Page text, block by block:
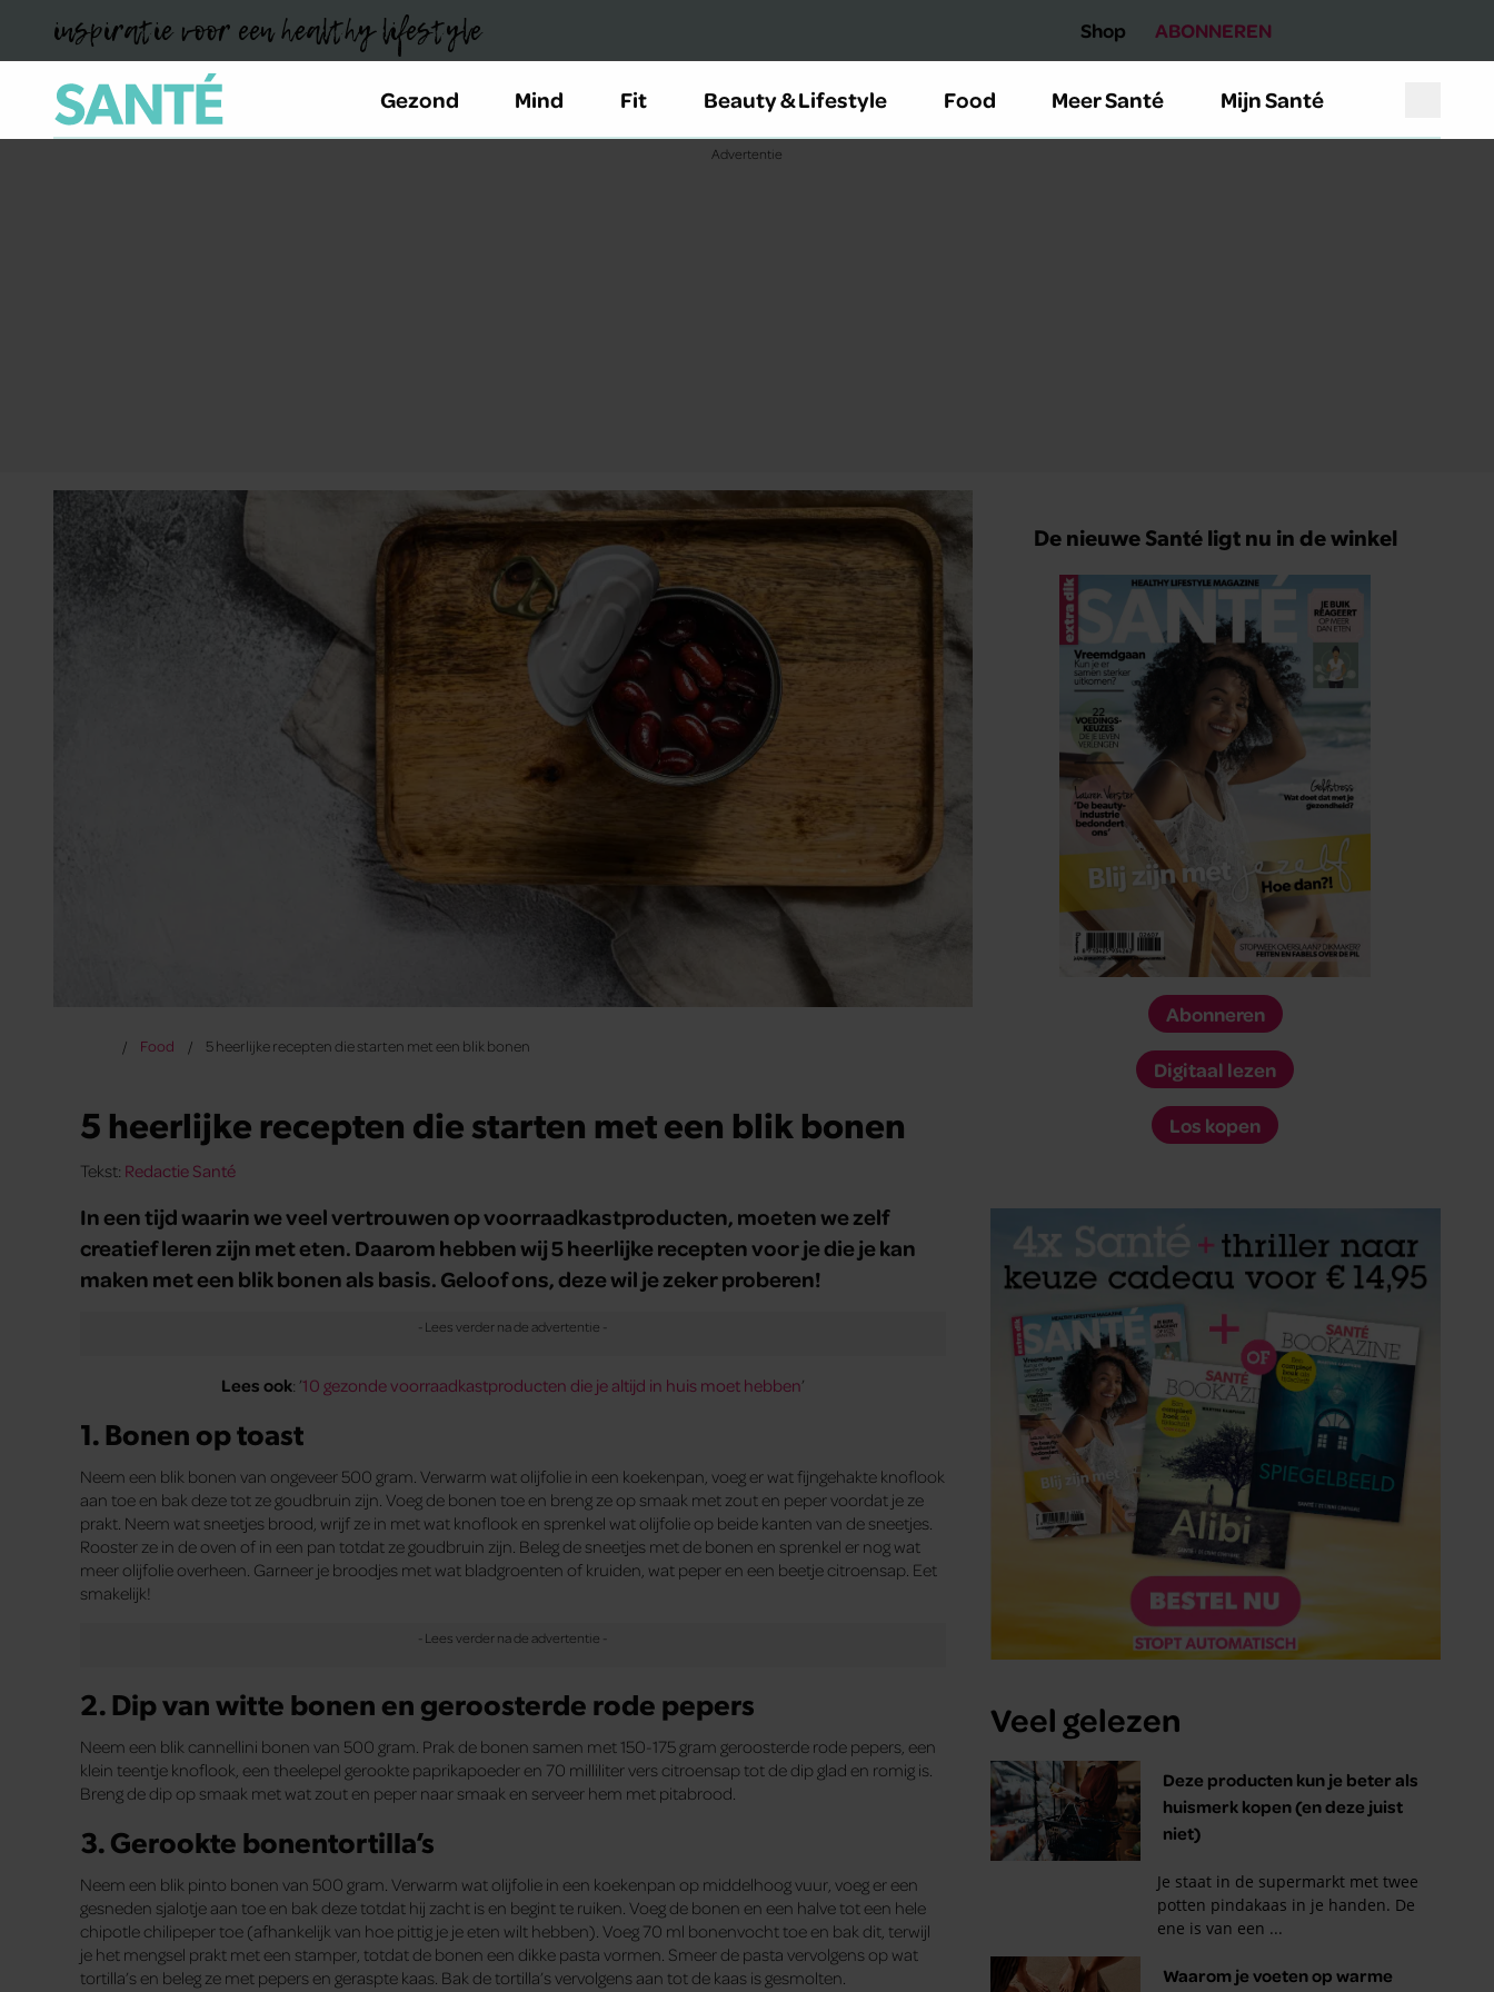
inspiratie voor een healthy lifestyle Shop ABONNEREN
Gezond Mind Fit Beauty & Lifestyle Food Meer Santé Mijn Santé
Food 5 heerlijke recepten die starten met een blik bonen
5 heerlijke recepten die starten met een blik bonen
Tekst: Redactie Santé
In een tijd waarin we veel vertrouwen op voorraadkastproducten, moeten we zelf
creatief leren zijn met eten. Daarom hebben wij 5 heerlijke recepten voor je die je kan
maken met een blik bonen als basis. Geloof ons, deze wil je zeker proberen!
Lees ook: ’10 gezonde voorraadkastproducten die je altijd in huis moet hebben’
1. Bonen op toast
Neem een blik bonen van ongeveer 500 gram. Verwarm wat olijfolie in een koekenpan, voeg er wat fijngehakte knoflook
aan toe en bak deze tot ze goudbruin zijn. Voeg de bonen toe en breng ze op smaak met zout en peper voordat je ze
prakt. Neem wat sneetjes brood, wrijf ze in met wat knoflook en sprenkel wat olijfolie op beide kanten van de sneetjes.
Rooster ze in de oven of in een pan totdat ze goudbruin zijn. Beleg de sneetjes met de bonen en sprenkel er nog wat
meer olijfolie overheen. Garneer je broodjes met wat bladgroenten of kruiden, wat peper en een beetje citroensap. Eet
smakelijk!
2. Dip van witte bonen en geroosterde rode pepers
Neem een blik cannellini bonen van 500 gram. Prak de bonen samen met 150-175 gram geroosterde rode pepers, een
klein teentje knoflook, een theelepel gerookte paprikapoeder en 70 milliliter vers citroensap tot de dip glad en romig is.
Breng de dip op smaak met wat zout en peper naar smaak en serveer hem met pitabrood.
3. Gerookte bonentortilla’s
Neem een blik pinto bonen van 500 gram. Verwarm wat olijfolie in een koekenpan op middelhoog vuur, voeg er een
gesneden sjalotje aan toe en bak deze totdat hij zacht is en begint te ruiken. Voeg de bonen en een halve tot een hele
chipotle chilipeper toe (afhankelijk van hoe pittig je je eten wilt hebben). Voeg 70 ml bonenvocht toe en bak dit, terwijl
je het mengsel prakt met een stamper, totdat de bonen een dikke pasta vormen. Smeer de pasta vervolgens op wat
tortilla’s en beleg ze met pepers en geraspte kaas. Bak de tortilla’s vervolgens aan tot de kaas is gesmolten.
De nieuwe Santé ligt nu in de winkel
Abonneren
Digitaal lezen
Los kopen